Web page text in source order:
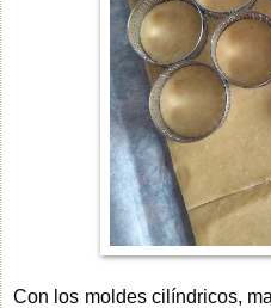
Con los moldes cilíndricos,